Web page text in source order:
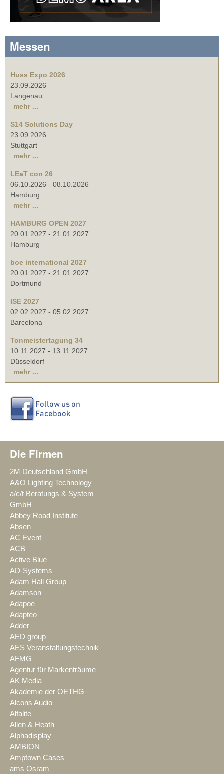
Messen
Huss Expo 2026
23.09.2026
Langenau
mehr ...
S14 Solutions Day
23.09.2026
Stuttgart
mehr ...
LEaT con 26
06.10.2026 - 08.10.2026
Hamburg
mehr ...
HAMBURG OPEN 2027
20.01.2027 - 21.01.2027
Hamburg
boe international 2027
20.01.2027 - 21.01.2027
Dortmund
ISE 2027
02.02.2027 - 05.02.2027
Barcelona
Tonmeistertagung 34
10.11.2027 - 13.11.2027
Düsseldorf
mehr ...
Die Firmen
2M Deutschland GmbH
A&O Lighting Technology
a/c/t Beratungs & System
GmbH
Abbey Road Institute
Absen
AC Event
ACB
Active Blue
AD-Systems
Adam Hall Group
Adamson
Adapoe
Adapteo
Adder
AED group
AES Veranstaltungstechnik
AFMG
Agentur für Markenträume
AK Media
Akademie der OETHG
Alcons Audio
Alfalite
Allen & Heath
Alphadisplay
AMBION
Amptown Cases
ams Osram